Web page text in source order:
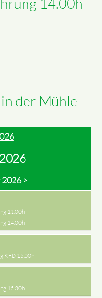
der Mühle
2026 >
11.00h
14.00h
KFD 15.00h
15.30h